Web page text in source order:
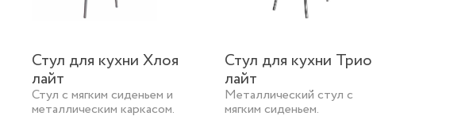
Стул для кухни Хлоя
лайт
Стул с мягким сиденьем и
металлическим каркасом.
Стул для кухни Трио
лайт
Металлический стул с
мягким сиденьем.